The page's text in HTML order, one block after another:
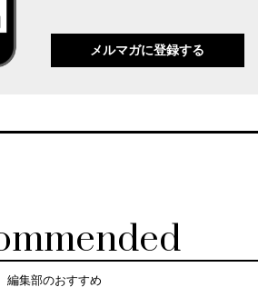
メルマガに登録する
編集部のおすすめ